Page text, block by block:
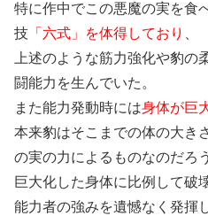
特に作中でこの悪魔の実を食
技 「六式」を体得しており
上述のような筋力強化や豹
闘能力を生んでいた。
また能力発動時には身体が巨
本来豹はそこまでの体の大き
の実の力によるものなのだろ
巨大化した身体に比例して破
能力者の強みを遺憾なく発揮